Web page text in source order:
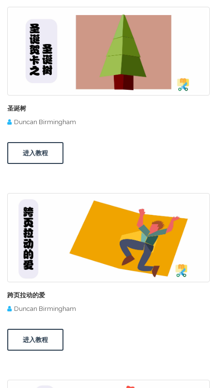
圣诞树
Duncan Birmingham
进入教程
跨页拉动的爱
Duncan Birmingham
进入教程